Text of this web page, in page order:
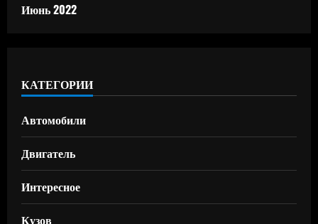
Июнь 2022
КАТЕГОРИИ
Автомобили
Двигатель
Интересное
Кузов